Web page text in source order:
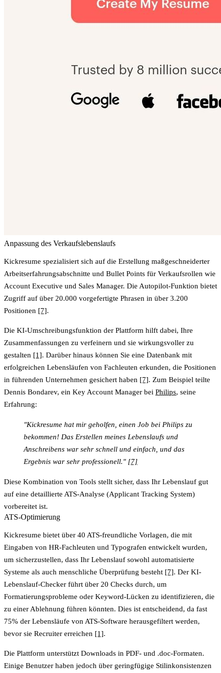
Anpassung des Verkaufslebenslaufs
Kickresume spezialisiert sich auf die Erstellung maßgeschneiderter
Arbeitserfahrungsabschnitte und Bullet Points für Verkaufsrollen wie
Account Executive und Sales Manager. Die Autopilot-Funktion bietet
Zugriff auf über 20.000 vorgefertigte Phrasen in über 3.200
Positionen [7].
Die KI-Umschreibungsfunktion der Plattform hilft dabei, Ihre
Zusammenfassungen zu verfeinern und sie wirkungsvoller zu
gestalten [1]. Darüber hinaus können Sie eine Datenbank mit
erfolgreichen Lebensläufen von Fachleuten erkunden, die Positionen
in führenden Unternehmen gesichert haben [7]. Zum Beispiel teilte
Dennis Bondarev, ein Key Account Manager bei Philips, seine
Erfahrung:
"Kickresume hat mir geholfen, einen Job bei Philips zu
bekommen! Das Erstellen meines Lebenslaufs und
Anschreibens war sehr schnell und einfach, und das
Ergebnis war sehr professionell." [7]
Diese Kombination von Tools stellt sicher, dass Ihr Lebenslauf gut
auf eine detaillierte ATS-Analyse (Applicant Tracking System)
vorbereitet ist.
ATS-Optimierung
Kickresume bietet über 40 ATS-freundliche Vorlagen, die mit
Eingaben von HR-Fachleuten und Typografen entwickelt wurden,
um sicherzustellen, dass Ihr Lebenslauf sowohl automatisierte
Systeme als auch menschliche Überprüfung besteht [7]. Der KI-
Lebenslauf-Checker führt über 20 Checks durch, um
Formatierungsprobleme oder Keyword-Lücken zu identifizieren, die
zu einer Ablehnung führen könnten. Dies ist entscheidend, da fast
75% der Lebensläufe von ATS-Software herausgefiltert werden,
bevor sie Recruiter erreichen [1].
Die Plattform unterstützt Downloads in PDF- und .doc-Formaten.
Einige Benutzer haben jedoch über geringfügige Stilinkonsistenzen